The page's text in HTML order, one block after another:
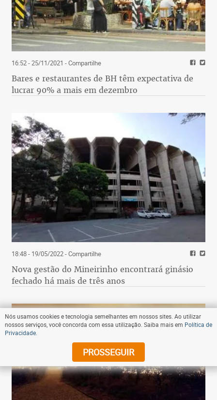
Nós usamos cookies e tecnologia semelhantes em nossos sites. Ao utilizar
nossos serviços, você concorda com essa utilização. Saiba mais em Política de
Privacidade
PROSSEGUIR
16:52 - 25/11/2021 - Compartilhe
Bares e restaurantes de BH têm expectativa de
lucrar 90% a mais em dezembro
18:48 - 19/05/2022- Compartilhe
Nova gestão do Mineirinho encontrará ginásio
fechado há mais de três anos